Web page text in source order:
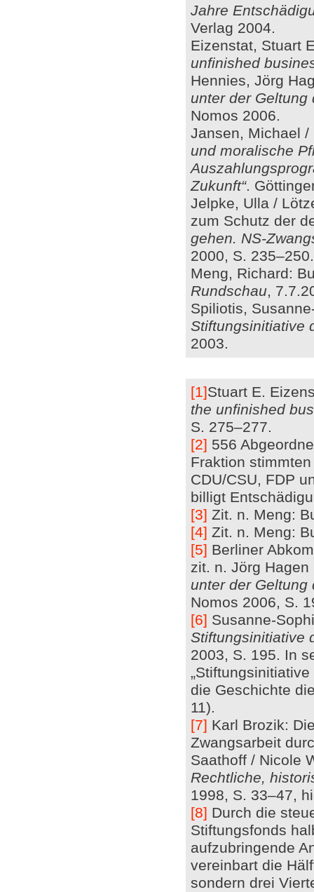
Jahre
Verlag 2004.
Eizenstat, Stuart
unfinished
Hennies, Jörg
unter der
Nomos 2006.
Jansen, Michael
und moralische
Zukunft“.
Jelpke, Ulla /
zum Schutz der
gehen. NS-
2000, S. 235–250.
Meng, Richard:
Rundschau,
Spiliotis,
Stiftungsinitiative
2003.
[1]Stuart E.
the unfinished
S. 275–277.
[2] 556
Fraktion
CDU/CSU, FDP
billigt
[3] Zit. n. Meng:
[4] Zit. n. Meng:
[5] Berliner
zit. n. Jörg
unter der
Nomos 2006, S.
[6] Susanne-
Stiftungsinitiative
2003, S. 195. In
die Geschichte
11).
[7] Karl Brozik:
Zwangsarbeit
Saathoff / Nicole
Rechtliche,
1998, S. 33–47,
[8] Durch die
Stiftungsfonds
aufzubringende
vereinbart die
sondern drei